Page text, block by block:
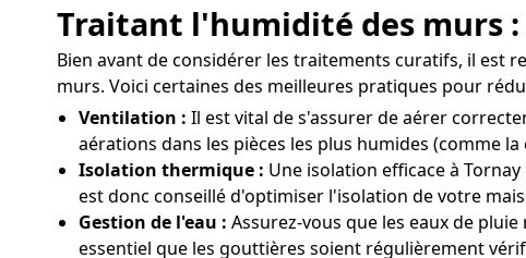
Traitant l'humidité des murs
Bien avant de considérer les traitements curatifs, il est
murs. Voici certaines des meilleures pratiques pour
Ventilation : Il est vital de s'assurer de aérer
aérations dans les pièces les plus humides (comme
Isolation thermique : Une isolation efficace à
est donc conseillé d'optimiser l'isolation de votre
Gestion de l'eau : Assurez-vous que les eaux de
essentiel que les gouttières soient régulièrement